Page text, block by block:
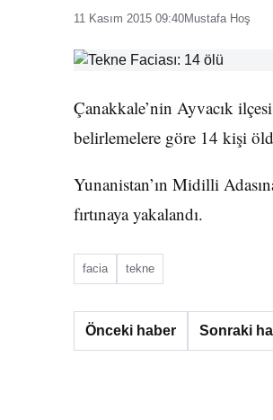
11 Kasım 2015 09:40Mustafa Hoş
Çanakkale’nin Ayvacık
belirlemelere göre 14 kişi
Yunanistan’ın Midilli
fırtınaya yakalandı.
facia tekne
Önceki haber Sonraki